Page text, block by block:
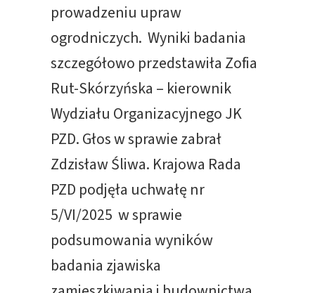
prowadzeniu upraw
ogrodniczych. Wyniki badania
szczegółowo przedstawiła Zofia
Rut-Skórzyńska – kierownik
Wydziału Organizacyjnego JK
PZD. Głos w sprawie zabrał
Zdzisław Śliwa. Krajowa Rada
PZD podjęła uchwałę nr
5/VI/2025 w sprawie
podsumowania wyników
badania zjawiska